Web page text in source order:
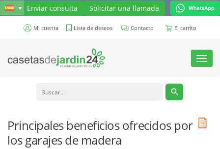
Enviar consulta Solicitar una llamada
Mi cuenta Lista de deseos Contacto El carrito
Toggle
Principales beneficios ofrecidos por
los garajes de madera